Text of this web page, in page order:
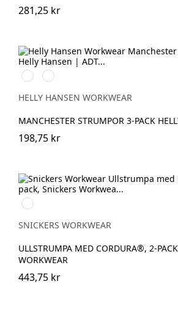
281,25 kr
990
BLACK
590
NAVY
HELLY HANSEN WORKWEAR
MANCHESTER STRUMPOR 3-PACK
198,75 kr
Anthracite
Melange\Black
SNICKERS WORKWEAR
ULLSTRUMPA MED CORDURA®, 2-
WORKWEAR
443,75 kr